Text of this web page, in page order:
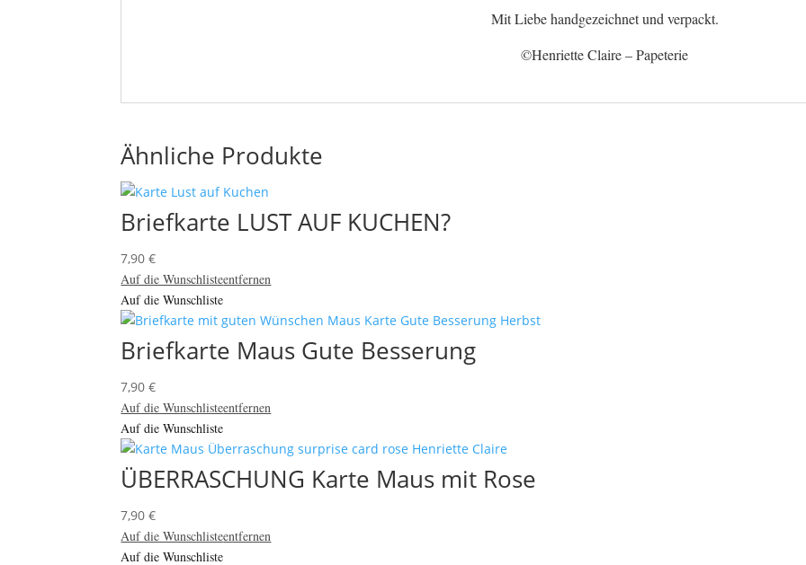
Mit Liebe handgezeichnet und verpackt.
©Henriette Claire – Papeterie
Ähnliche Produkte
Briefkarte LUST AUF KUCHEN?
7,90€
Auf die Wunschlisteentfernen
Auf die Wunschliste
Briefkarte Maus Gute Besserung
7,90€
Auf die Wunschlisteentfernen
Auf die Wunschliste
ÜBERRASCHUNG Karte Maus mit Rose
7,90€
Auf die Wunschlisteentfernen
Auf die Wunschliste